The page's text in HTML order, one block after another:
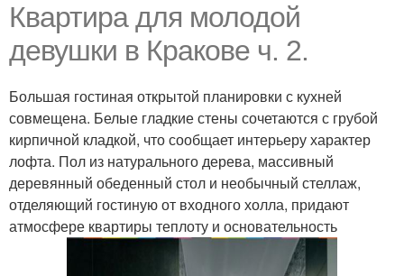
Квартира для молодой
девушки в Кракове ч. 2.
Большая гостиная открытой планировки с кухней
совмещена. Белые гладкие стены сочетаются с грубой
кирпичной кладкой, что сообщает интерьеру характер
лофта. Пол из натурального дерева, массивный
деревянный обеденный стол и необычный стеллаж,
отделяющий гостиную от входного холла, придают
атмосфере квартиры теплоту и основательность